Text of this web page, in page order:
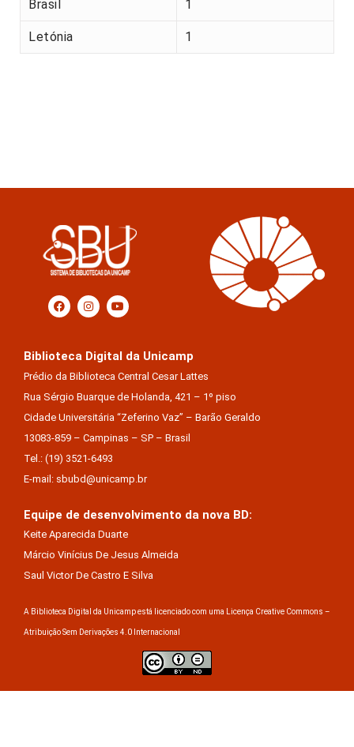
Brasil 1
Letónia 1
Biblioteca Digital da Unicamp
Prédio da Biblioteca Central Cesar Lattes
Rua Sérgio Buarque de Holanda, 421 – 1º piso
Cidade Universitária “Zeferino Vaz” – Barão Geraldo
13083-859 – Campinas – SP – Brasil
Tel.: (19) 3521-6493
E-mail: sbubd@unicamp.br
Equipe de desenvolvimento da nova BD:
Keite Aparecida Duarte
Márcio Vinícius De Jesus Almeida
Saul Victor De Castro E Silva
A Biblioteca Digital da Unicamp está licenciado com uma Licença Creative Commons –
Atribuição Sem Derivações 4.0 Internacional